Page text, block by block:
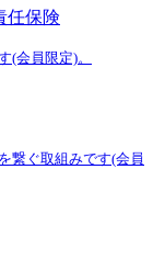
任保険
(会員限定)。
繋ぐ取組みです(会員